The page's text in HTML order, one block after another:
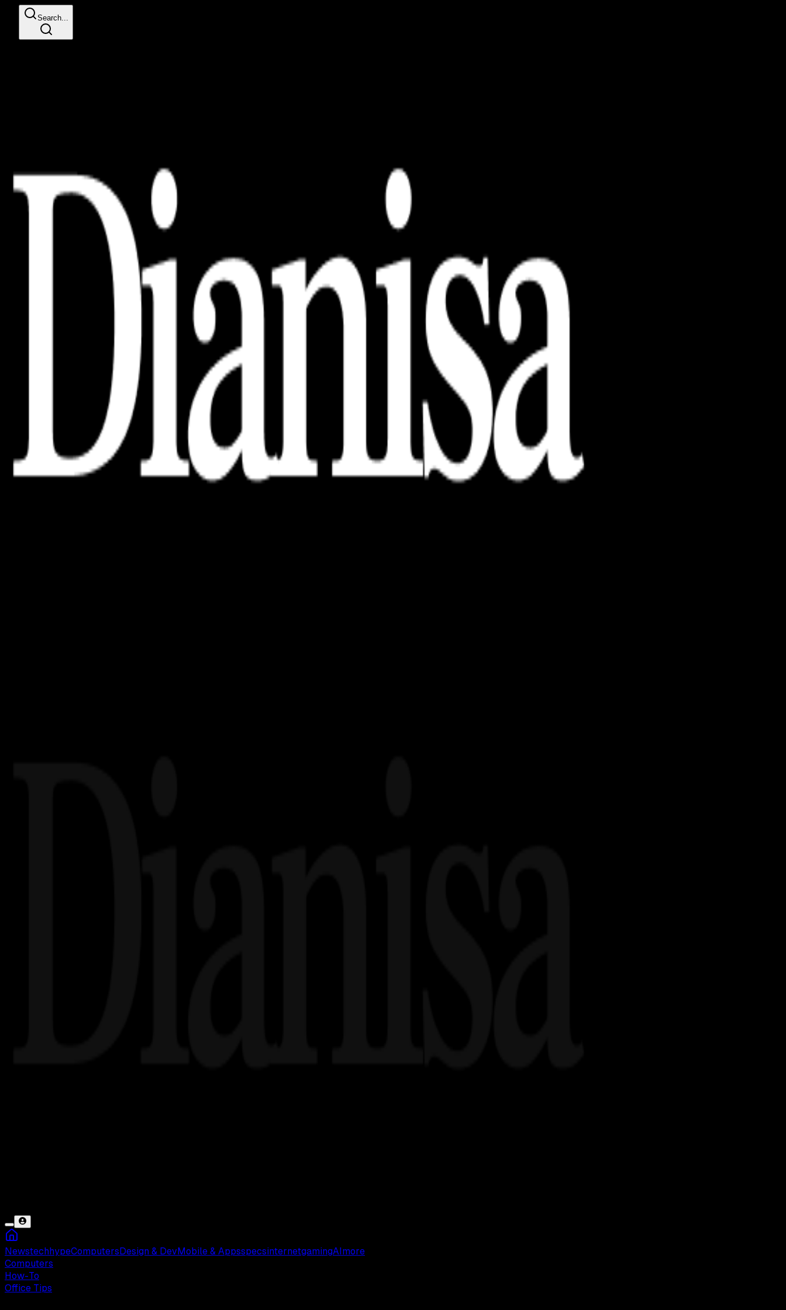
Search...
NewstechhypeComputers Design & Dev Mobile & AppsspecsinternetgamingAI more
Computers
How-To
Office Tips